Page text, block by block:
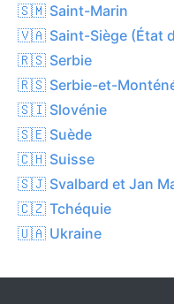
🇸🇲 Saint-Marin
🇻🇦 Saint-Siège (État
🇷🇸 Serbie
🇷🇸 Serbie-et-
🇸🇮 Slovénie
🇸🇪 Suède
🇨🇭 Suisse
🇸🇯 Svalbard et Jan
🇨🇿 Tchéquie
🇺🇦 Ukraine